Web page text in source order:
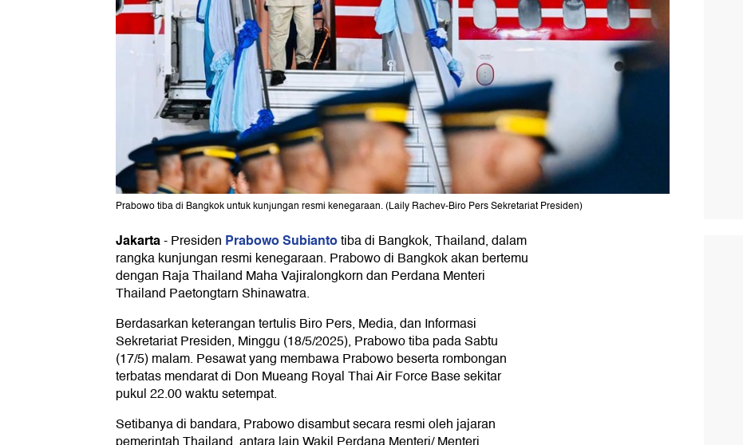
Prabowo tiba di Bangkok untuk kunjungan resmi kenegaraan. (Laily Rachev-Biro Pers Sekretariat Presiden)
Jakarta-Presiden Prabowo Subiantotiba di Bangkok, Thailand, dalam
rangka kunjungan resmi kenegaraan. Prabowo di Bangkok akan bertemu
dengan Raja Thailand Maha Vajiralongkorn dan Perdana Menteri
Thailand Paetongtarn Shinawatra.
Berdasarkan keterangan tertulis Biro Pers, Media, dan Informasi
Sekretariat Presiden, Minggu (18/5/2025), Prabowo tiba pada Sabtu
(17/5) malam. Pesawat yang membawa Prabowo beserta rombongan
terbatas mendarat di Don Mueang Royal Thai Air Force Base sekitar
pukul 22.00 waktu setempat.
Setibanya di bandara, Prabowo disambut secara resmi oleh jajaran